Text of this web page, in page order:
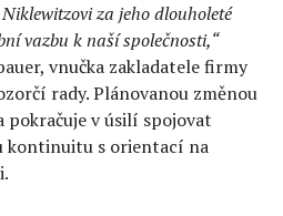
za jeho dlouholeté
vazbu k naší společnosti,“
vnučka zakladatele firmy
rady. Plánovanou změnou
pokračuje v úsilí spojovat
kontinuitu s orientací na